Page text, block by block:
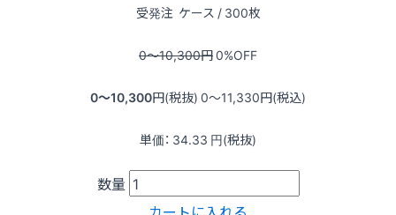
受発注 ケース / 300枚
0〜10,300円0%OFF
0〜10,300円(税抜) 0〜11,330円(税込)
単価： 34.33 円(税抜)
数量